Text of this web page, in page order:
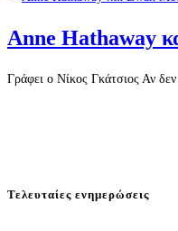
Anne Hathaway
Γράφει ο Νίκος Γκάτσιος Αν
Τελευταίες ενημερώσεις